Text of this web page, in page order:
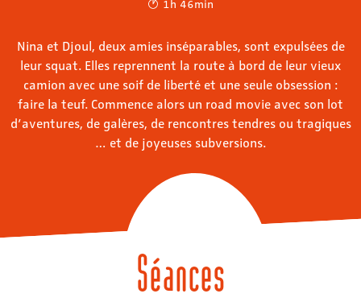
1h 46min
Nina et Djoul, deux amies inséparables, sont expulsées de
leur squat. Elles reprennent la route à bord de leur vieux
camion avec une soif de liberté et une seule obsession :
faire la teuf. Commence alors un road movie avec son lot
d’aventures, de galères, de rencontres tendres ou tragiques
… et de joyeuses subversions.
Séances